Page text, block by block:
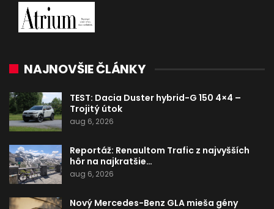
NAJNOVŠIE ČLÁNKY
TEST: Dacia Duster hybrid-G 150 4×4 –
Trojitý útok
aug 6, 2026
Reportáž: Renaultom Trafic z najvyšších
hôr na najkratšie…
aug 6, 2026
Nový Mercedes-Benz GLA mieša gény